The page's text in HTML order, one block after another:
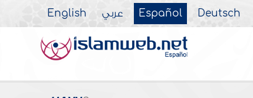
English عربي Español Deutsch